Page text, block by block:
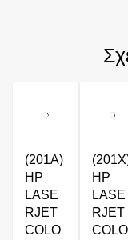
(201A)
HP
LASE
RJET
COLO
HP
LASE
RJET
COLO